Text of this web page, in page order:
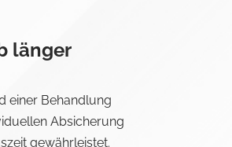
länger
einer Behandlung
Absicherung
gewährleistet.